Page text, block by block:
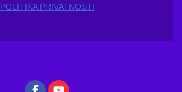
POLITIKA PRIVATNOSTI